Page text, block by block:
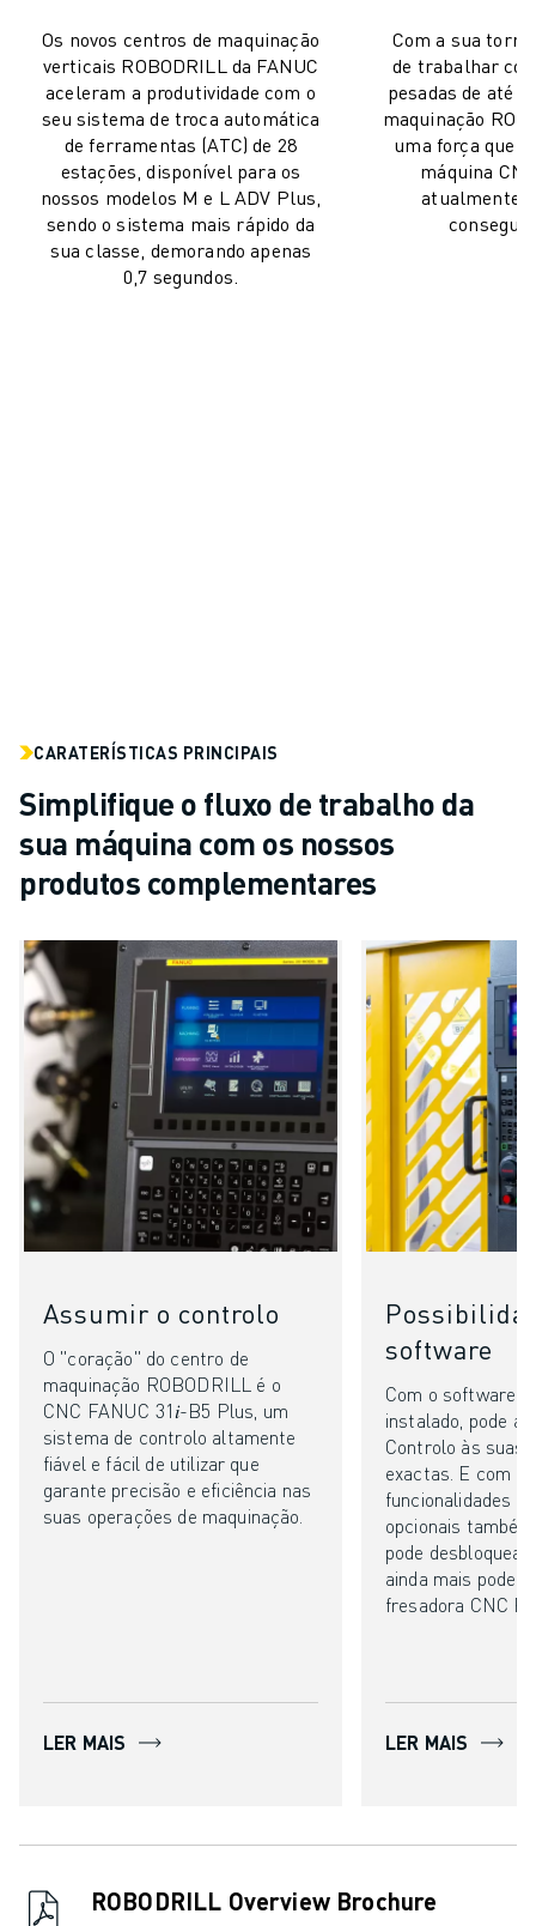
Os novos centros de maquinação
verticais ROBODRILL da FANUC
aceleram a produtividade com o
seu sistema de troca automática
de ferramentas (ATC) de 28
estações, disponível para os
nossos modelos M e L ADV Plus,
sendo o sistema mais rápido da
sua classe, demorando apenas
0,7 segundos.
Com a sua torre
de trabalhar
pesadas de até
maquinação
uma força que
máquina
atualmente
consegue
CARATERÍSTICAS PRINCIPAIS
Simplifique o fluxo de trabalho da
sua máquina com os nossos
produtos complementares
Assumir o controlo
O "coração" do centro de
maquinação ROBODRILL é o
CNC FANUC 31𝑖-B5 Plus, um
sistema de controlo altamente
fiável e fácil de utilizar que
garante precisão e eficiência nas
suas operações de maquinação.
LER MAIS
software
Com o software
instalado, pode
Controlo às suas
exactas. E com as
funcionalidades
opcionais
pode
ainda mais
fresadora CNC
LER MAIS
ROBODRILL Overview Brochure